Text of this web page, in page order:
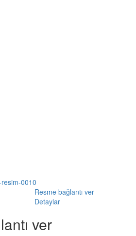
Resme bağlantı ver
Detaylar
ver